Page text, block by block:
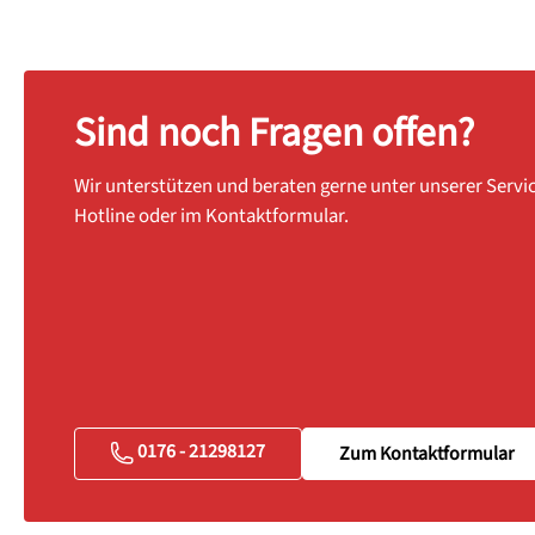
Sind noch Fragen offen?
Wir unterstützen und beraten gerne unter unserer
Hotline oder im Kontaktformular.
0176 - 21298127 Zum Kontaktformular